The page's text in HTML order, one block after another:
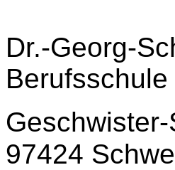
Dr.-Georg-
Berufsschule
97424